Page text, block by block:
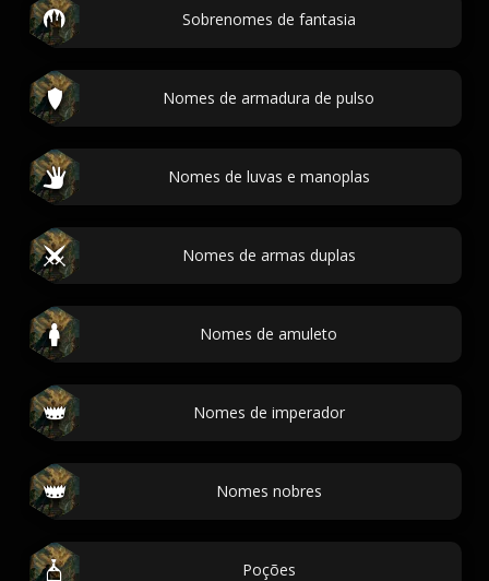
Sobrenomes de fantasia
Nomes de armadura de pulso
Nomes de luvas e manoplas
Nomes de armas duplas
Nomes de amuleto
Nomes de imperador
Nomes nobres
Poções